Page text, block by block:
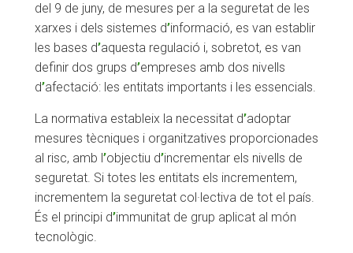
del 9 de juny, de mesures per a la seguretat de les
xarxes i dels sistemes d’informació, es van establir
les bases d’aquesta regulació i, sobretot, es van
definir dos grups d’empreses amb dos nivells
d’afectació: les entitats importants i les essencials.
La normativa estableix la necessitat d’adoptar
mesures tècniques i organitzatives proporcionades
al risc, amb l’objectiu d’incrementar els nivells de
seguretat. Si totes les entitats els incrementem,
incrementem la seguretat col·lectiva de tot el país.
És el principi d’immunitat de grup aplicat al món
tecnològic.